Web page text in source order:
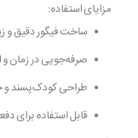
مزایای استفاده:
ساخت فیگور دقیق و
صرفه‌جویی در زمان
طراحی کودک‌پسند و
قابل استفاده برای